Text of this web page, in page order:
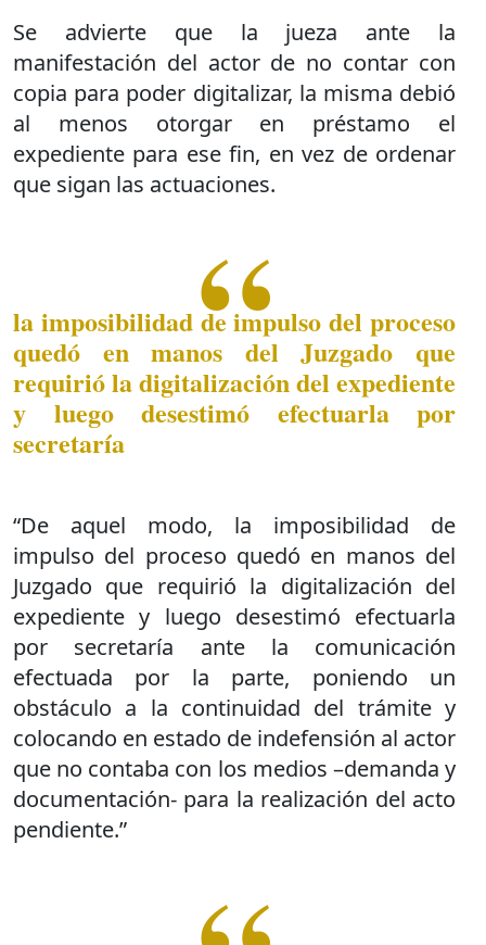
Se advierte que la jueza ante la
manifestación del actor de no contar con
copia para poder digitalizar, la misma debió
al menos otorgar en préstamo el
expediente para ese fin, en vez de ordenar
que sigan las actuaciones.
la imposibilidad de impulso del proceso
quedó en manos del Juzgado que
requirió la digitalización del expediente
y luego desestimó efectuarla por
secretaría
“De aquel modo, la imposibilidad de
impulso del proceso quedó en manos del
Juzgado que requirió la digitalización del
expediente y luego desestimó efectuarla
por secretaría ante la comunicación
efectuada por la parte, poniendo un
obstáculo a la continuidad del trámite y
colocando en estado de indefensión al actor
que no contaba con los medios –demanda y
documentación- para la realización del acto
pendiente.”